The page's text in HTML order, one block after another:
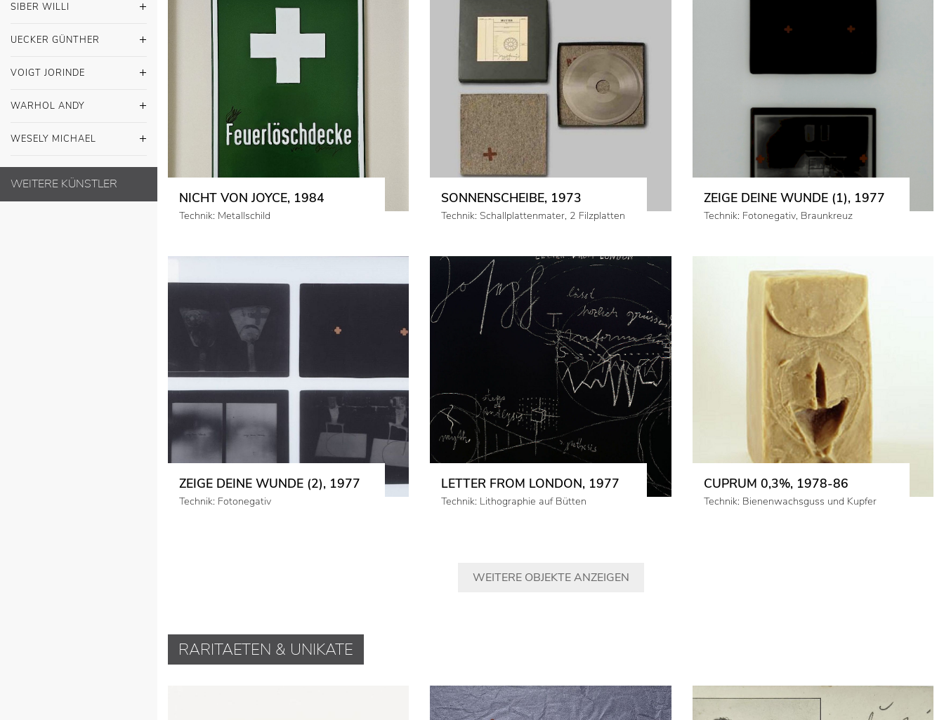
SIBER WILLI
UECKER GÜNTHER
VOIGT JORINDE
WARHOL ANDY
WESELY MICHAEL
WEITERE KÜNSTLER
NICHT VON JOYCE, 1984
Technik: Metallschild
SONNENSCHEIBE, 1973
Technik: Schallplattenmater, 2 Filzplatten
ZEIGE DEINE WUNDE (1), 1977
Technik: Fotonegativ, Braunkreuz
ZEIGE DEINE WUNDE (2), 1977
Technik: Fotonegativ
LETTER FROM LONDON, 1977
Technik: Lithographie auf Bütten
CUPRUM 0,3%, 1978-86
Technik: Bienenwachsguss und Kupfer
WEITERE OBJEKTE ANZEIGEN
RARITAETEN & UNIKATE